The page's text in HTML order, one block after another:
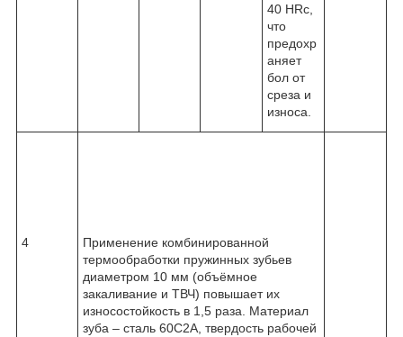
40 HRc,
что
предохр
аняет
бол от
среза и
износа.
4
Применение комбинированной
термообработки пружинных зубьев
диаметром 10 мм (объёмное
закаливание и ТВЧ) повышает их
износостойкость в 1,5 раза. Материал
зуба – сталь 60С2А, твердость рабочей